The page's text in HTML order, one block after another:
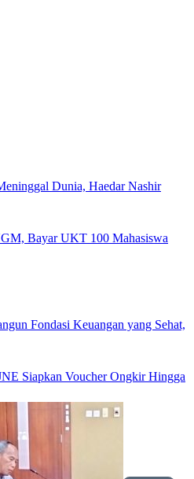
Dunia, Haedar Nashir
Bayar UKT 100 Mahasiswa
Fondasi Keuangan yang Sehat,
Siapkan Voucher Ongkir Hingga